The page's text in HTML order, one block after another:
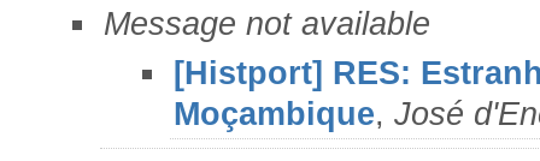
Message not available
[Histport] RES:
Moçambique, José